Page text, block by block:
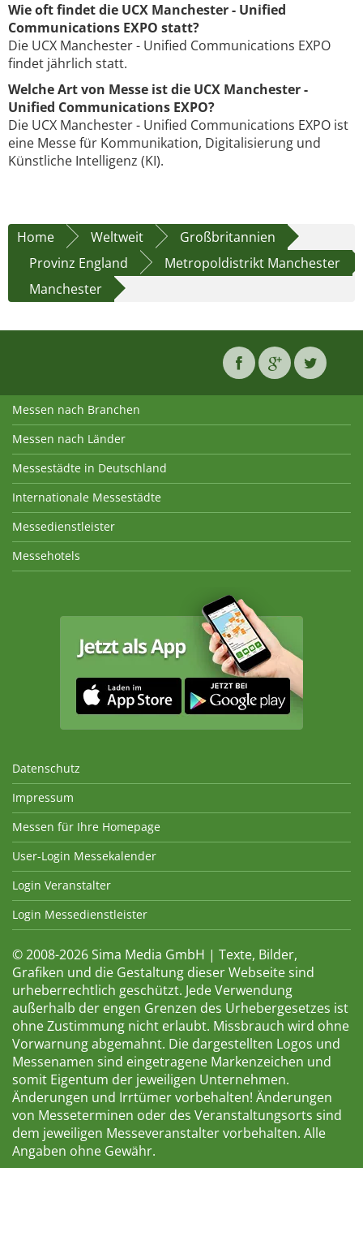
Wie oft findet die UCX Manchester - Unified
Communications EXPO statt?
Die UCX Manchester - Unified Communications EXPO
findet jährlich statt.
Welche Art von Messe ist die UCX Manchester -
Unified Communications EXPO?
Die UCX Manchester - Unified Communications EXPO ist
eine Messe für Kommunikation, Digitalisierung und
Künstliche Intelligenz (KI).
Home Weltweit
Großbritannien
Provinz England
Metropoldistrikt Manchester
Manchester
Messen nach Branchen
Messen nach Länder
Messestädte in Deutschland
Internationale Messestädte
Messedienstleister
Messehotels
Datenschutz
Impressum
Messen für Ihre Homepage
User-Login Messekalender
Login Veranstalter
Login Messedienstleister
© 2008-2026 Sima Media GmbH | Texte, Bilder,
Grafiken und die Gestaltung dieser Webseite sind
urheberrechtlich geschützt. Jede Verwendung
außerhalb der engen Grenzen des Urhebergesetzes ist
ohne Zustimmung nicht erlaubt. Missbrauch wird ohne
Vorwarnung abgemahnt. Die dargestellten Logos und
Messenamen sind eingetragene Markenzeichen und
somit Eigentum der jeweiligen Unternehmen.
Änderungen und Irrtümer vorbehalten! Änderungen
von Messeterminen oder des Veranstaltungsorts sind
dem jeweiligen Messeveranstalter vorbehalten. Alle
Angaben ohne Gewähr.